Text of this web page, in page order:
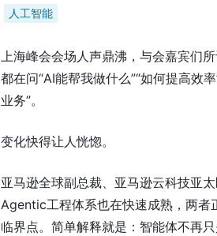
人工智能
上海峰会会场人声鼎沸，与会嘉宾们
都在问“AI能帮我做什么”“如何提高效
业务”。
变化快得让人恍惚。
亚马逊全球副总裁、亚马逊云科技亚
Agentic工程体系也在快速成熟，两
临界点。简单解释就是：智能体不再